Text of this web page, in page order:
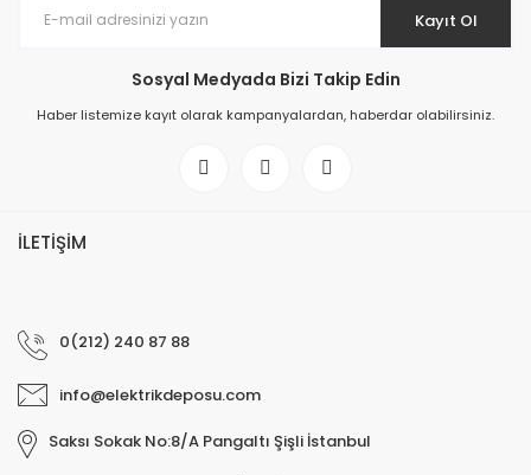
Kayıt Ol
Sosyal Medyada Bizi Takip Edin
Haber listemize kayıt olarak kampanyalardan, haberdar olabilirsiniz.
İLETİŞİM
0(212) 240 87 88
info@elektrikdeposu.com
Saksı Sokak No:8/A Pangaltı Şişli İstanbul